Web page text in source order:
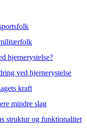
hjernerystelse?
ved hjernerystelse
kraft
mindre slag
struktur og funktionalitet